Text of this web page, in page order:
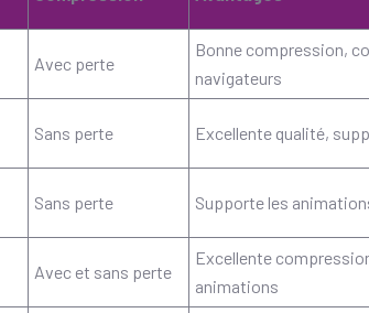
Avec perte
Bonne compression,
navigateurs
Sans perte Excellente qualité,
Sans perte Supporte les
Avec et sans perte
Excellente
animations